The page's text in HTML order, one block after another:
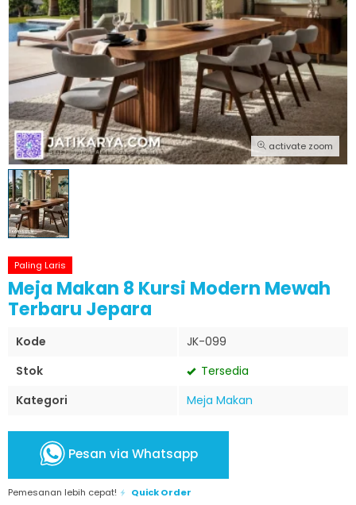
activate zoom
Paling Laris
Meja Makan 8 Kursi Modern Mewah
Terbaru Jepara
Kode
JK-099
Stok
Tersedia
Kategori
Meja Makan
Pesan via Whatsapp
Pemesanan lebih cepat! Quick Order